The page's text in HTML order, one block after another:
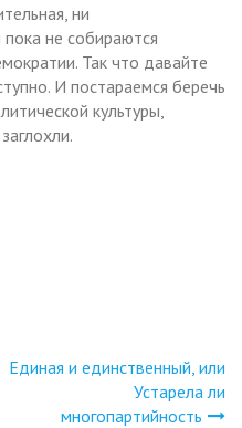
ни
не собираются
Так что давайте
И постараемся беречь
культуры,
Единая и единственный, или
Устарела ли
многопартийность